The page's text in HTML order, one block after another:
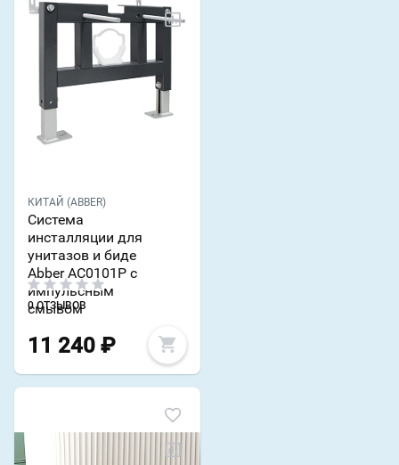
КИТАЙ (ABBER)
Система
инсталляции для
унитазов и биде
Abber AC0101P с
импульсным
смывом
0 ОТЗЫВОВ
11 240 ₽